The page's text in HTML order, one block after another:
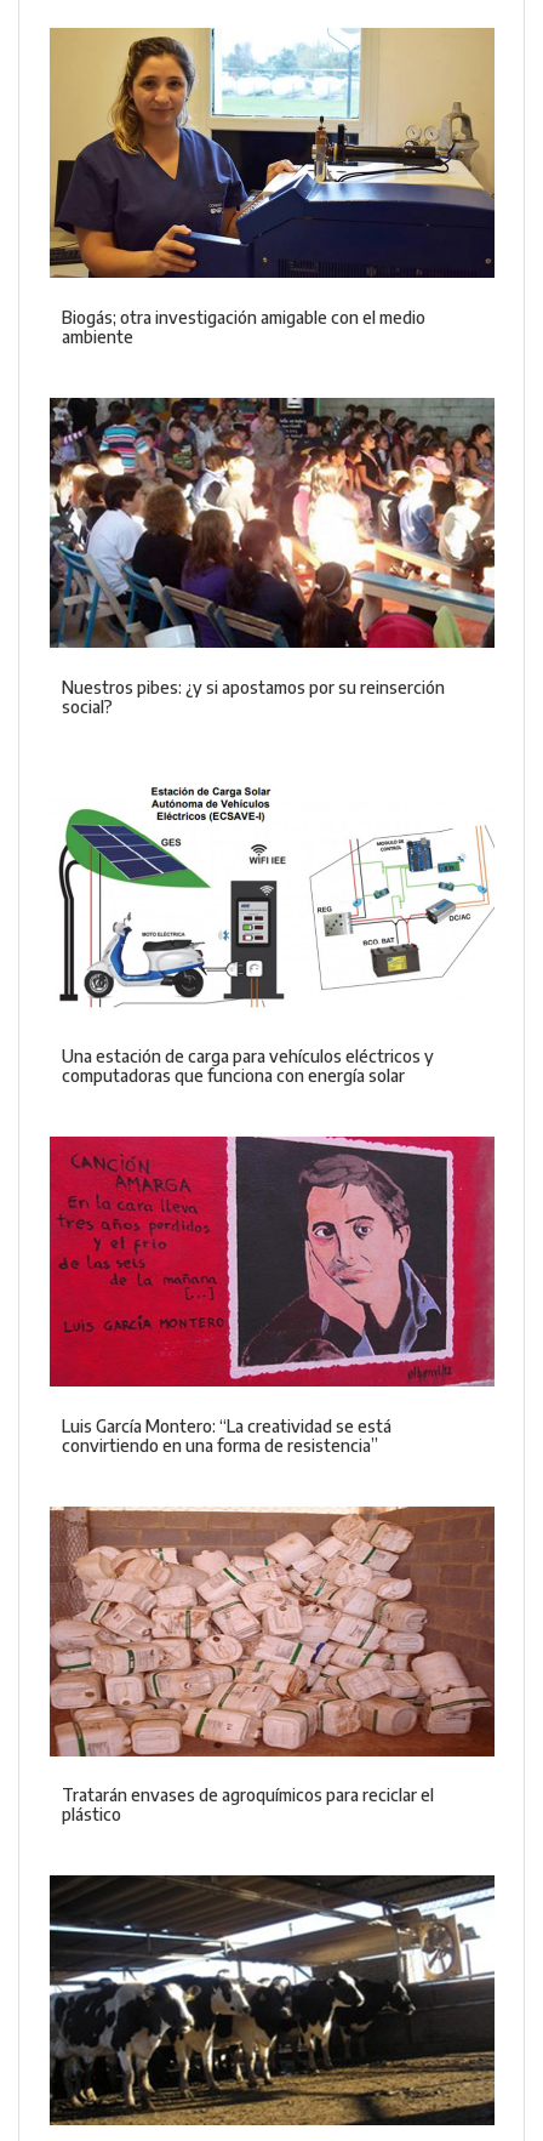
Biogás; otra investigación amigable con el medio
ambiente
Nuestros pibes: ¿y si apostamos por su reinserción
social?
Una estación de carga para vehículos eléctricos y
computadoras que funciona con energía solar
Luis García Montero: “La creatividad se está
convirtiendo en una forma de resistencia”
Tratarán envases de agroquímicos para reciclar el
plástico